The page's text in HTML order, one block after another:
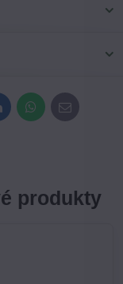
WhatsApp
E-
mail
produkty